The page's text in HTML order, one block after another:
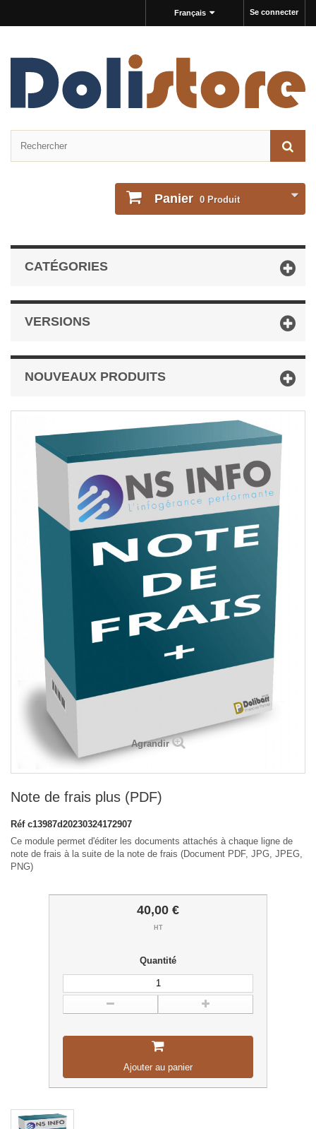
Se connecter
Français
Panier 0 Produit
CATÉGORIES
VERSIONS
NOUVEAUX PRODUITS
Agrandir
Note de frais plus (PDF)
Réf c13987d20230324172907
Ce module permet d'éditer les documents attachés à chaque ligne de
note de frais à la suite de la note de frais (Document PDF, JPG, JPEG,
PNG)
40,00 €
HT
Quantité
Ajouter au panier